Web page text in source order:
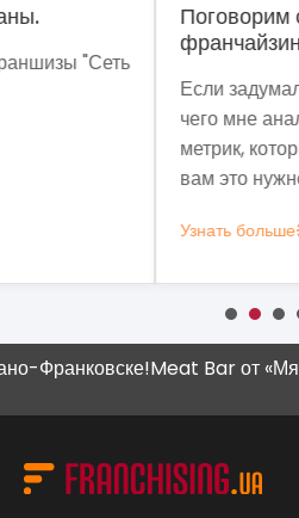
Поговорим о
франчайзинга?
Если задумались над
чего мне аналитика?»,
метрик, которые
вам это нужно.
Узнать больше
Meat Bar от